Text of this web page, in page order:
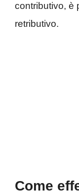
contributivo, è
retributivo.
Come